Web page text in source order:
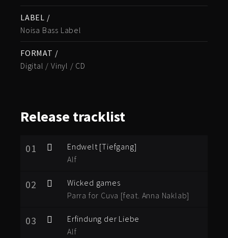
LABEL /
Noisa Bass Label
FORMAT /
Digital / Vinyl / CD
Release tracklist
01
Endwelt [Tiefgang]
Alf
02
Wicked games
Parra for Cuva [feat. Anna Naklab]
03
Erfindung der Liebe
Alf